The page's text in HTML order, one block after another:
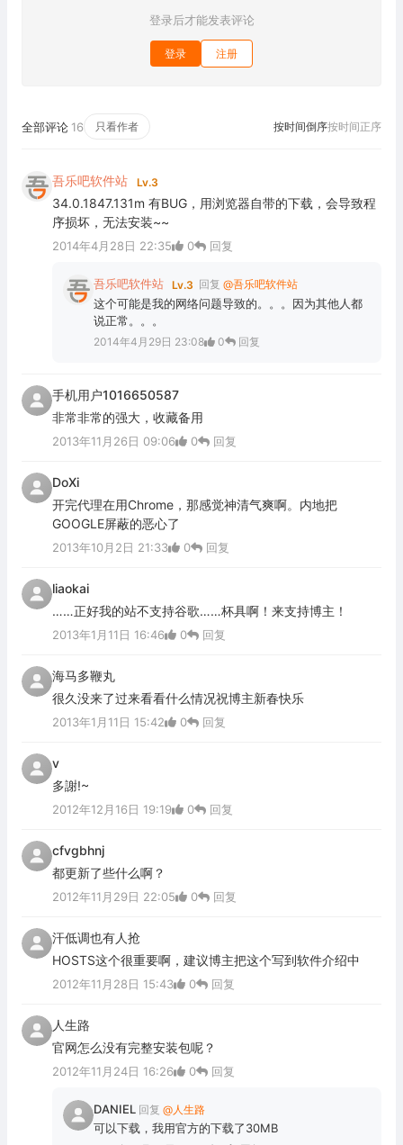
登录后才能发表评论
登录 注册
全部评论 16 只看作者 按时间倒序按时间正序
吾乐吧软件站 Lv.3
34.0.1847.131m 有BUG，用浏览器自带的下载，会导致程
序损坏，无法安装~~
2014年4月28日 22:35 0 回复
吾乐吧软件站 Lv.3 回复 @吾乐吧软件站
这个可能是我的网络问题导致的。。。因为其他人都
说正常。。。
2014年4月29日 23:08 0 回复
手机用户1016650587
非常非常的强大，收藏备用
2013年11月26日 09:06 0 回复
DoXi
开完代理在用Chrome，那感觉神清气爽啊。内地把
GOOGLE屏蔽的恶心了
2013年10月2日 21:33 0 回复
liaokai
……正好我的站不支持谷歌……杯具啊！来支持博主！
2013年1月11日 16:46 0 回复
海马多鞭丸
很久没来了过来看看什么情况祝博主新春快乐
2013年1月11日 15:42 0 回复
v
多謝!~
2012年12月16日 19:19 0 回复
cfvgbhnj
都更新了些什么啊？
2012年11月29日 22:05 0 回复
汗低调也有人抢
HOSTS这个很重要啊，建议博主把这个写到软件介绍中
2012年11月28日 15:43 0 回复
人生路
官网怎么没有完整安装包呢？
2012年11月24日 16:26 0 回复
DANIEL 回复 @人生路
可以下载，我用官方的下载了30MB